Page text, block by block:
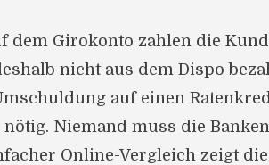
dem Girokonto zahlen die
nicht aus dem Dispo
auf einen
Niemand muss die
Online-Vergleich zeigt